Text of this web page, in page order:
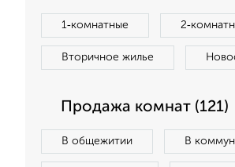
1‑комнатные
Вторичное жилье
Продажа комнат (121)
В общежитии В